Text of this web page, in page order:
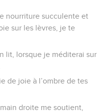
nourriture succulente et
sur les lèvres, je te
lit, lorsque je méditerai sur
de joie à l’ombre de tes
droite me soutient,